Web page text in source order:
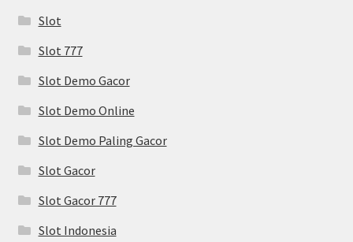
Slot
Slot 777
Slot Demo Gacor
Slot Demo Online
Slot Demo Paling Gacor
Slot Gacor
Slot Gacor 777
Slot Indonesia